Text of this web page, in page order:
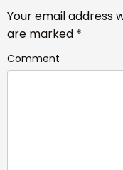
Your email address
are marked *
Comment